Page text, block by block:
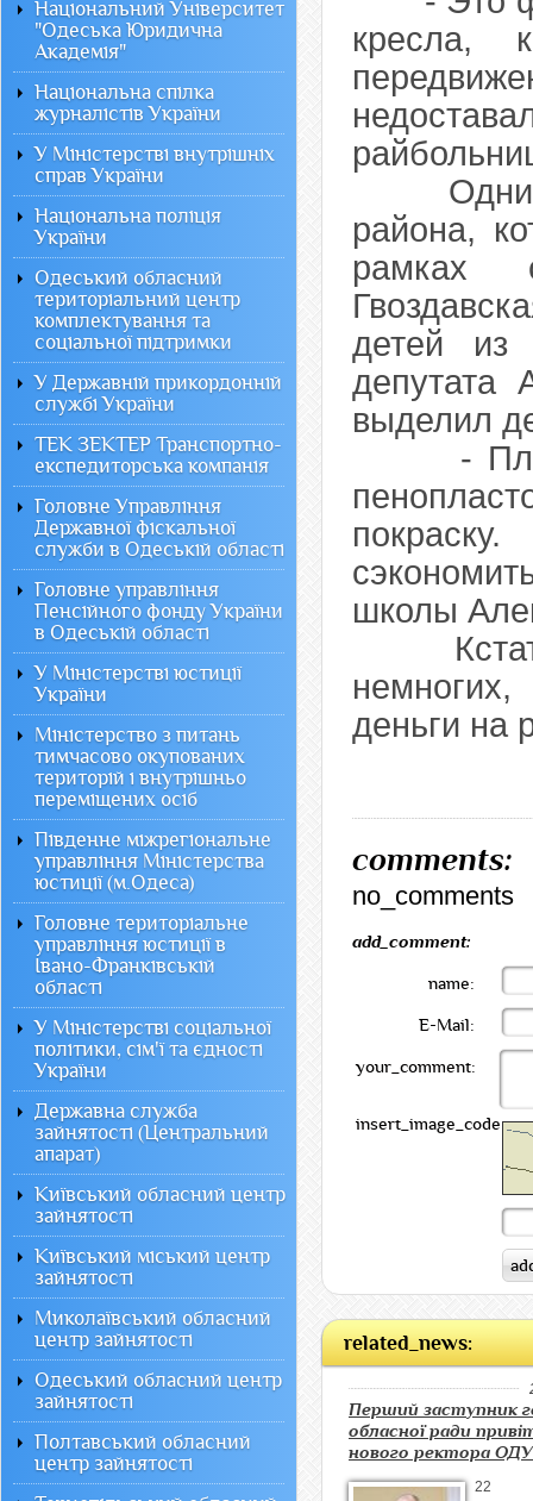
кресла,
Одним
района,
рамках
детей
депутата
выделил
-
школы
Кстати,
деньги на
comments:
no_comments
add_comment:
name:
E-Mail:
your_comment:
insert_image_code:
related_news:
Перший заступник
обласної ради
нового ректора
22
Національний Університет
"Одеська Юридична
Академія"
Національна спілка
журналістів України
У Міністерстві внутрішніх
справ України
Національна поліція
України
Одеський обласний
територіальний центр
комплектування та
соціальної підтримки
У Державній прикордонній
службі України
ТЕК ЗЕКТЕР Транспортно-
експедиторська компанія
Головне Управління
Державної фіскальної
служби в Одеській області
Головне управління
Пенсійного фонду України
в Одеській області
У Міністерстві юстиції
України
Міністерство з питань
тимчасово окупованих
територій і внутрішньо
переміщених осіб
Південне міжрегіональне
управління Міністерства
юстиції (м.Одеса)
Головне територіальне
управління юстиції в
Івано-Франківській
області
У Міністерстві соціальної
політики, сім'ї та єдності
України
Державна служба
зайнятості (Центральний
апарат)
Київський обласний центр
зайнятості
Київський міський центр
зайнятості
Миколаївський обласний
центр зайнятості
Одеський обласний центр
зайнятості
Полтавський обласний
центр зайнятості